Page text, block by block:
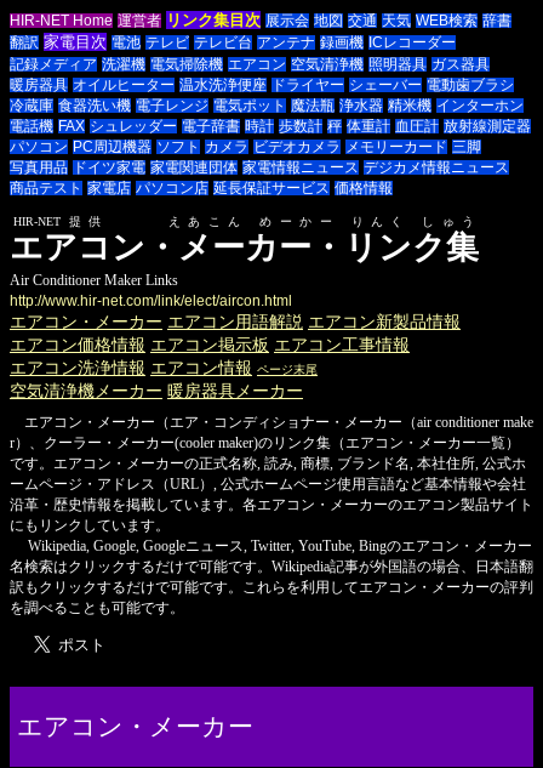
HIR-NET Home 運営者 リンク集目次 展示会 地図 交通 天気 WEB検索 辞書
翻訳 家電目次 電池 テレビ テレビ台 アンテナ 録画機 ICレコーダー
記録メディア 洗濯機 電気掃除機 エアコン 空気清浄機 照明器具 ガス器具
暖房器具 オイルヒーター 温水洗浄便座 ドライヤー シェーバー 電動歯ブラシ
冷蔵庫 食器洗い機 電子レンジ 電気ポット 魔法瓶 浄水器 精米機 インターホン
電話機 FAX シュレッダー 電子辞書 時計 歩数計 秤 体重計 血圧計 放射線測定器
パソコン PC周辺機器 ソフト カメラ ビデオカメラ メモリーカード 三脚
写真用品
ドイツ家電 家電関連団体 家電情報ニュース デジカメ情報ニュース
商品テスト 家電店 パソコン店 延長保証サービス 価格情報
エアコン・メーカー・リンク集
HIR-NET提供 えあこん めーかー りんく しゅう
Air Conditioner Maker Links
http://www.hir-net.com/link/elect/aircon.html
エアコン・メーカー エアコン用語解説 エアコン新製品情報
エアコン価格情報 エアコン掲示板 エアコン工事情報
エアコン洗浄情報 エアコン情報 ページ末尾
空気清浄機メーカー 暖房器具メーカー
エアコン・メーカー（エア・コンディショナー・メーカー（air conditioner make
r）、クーラー・メーカー(cooler maker)のリンク集（エアコン・メーカー一覧）
です。エアコン・メーカーの正式名称, 読み, 商標, ブランド名, 本社住所, 公式ホ
ームページ・アドレス（URL）, 公式ホームページ使用言語など基本情報や会社
沿革・歴史情報を掲載しています。各エアコン・メーカーのエアコン製品サイト
にもリンクしています。
Wikipedia, Google, Googleニュース, Twitter, YouTube, Bingのエアコン・メーカー
名検索はクリックするだけで可能です。Wikipedia記事が外国語の場合、日本語翻
訳もクリックするだけで可能です。これらを利用してエアコン・メーカーの評判
を調べることも可能です。
エアコン・メーカー